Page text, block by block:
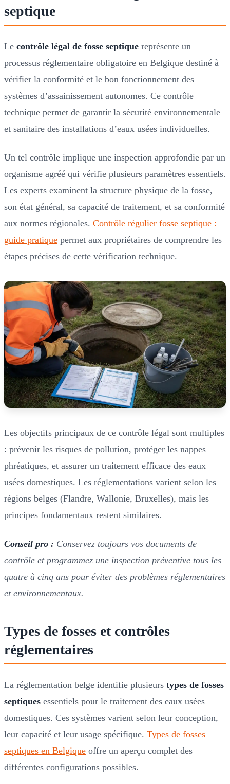
septique
Le contrôle légal de fosse septique représente un
processus réglementaire obligatoire en Belgique destiné à
vérifier la conformité et le bon fonctionnement des
systèmes d’assainissement autonomes. Ce contrôle
technique permet de garantir la sécurité environnementale
et sanitaire des installations d’eaux usées individuelles.
Un tel contrôle implique une inspection approfondie par un
organisme agréé qui vérifie plusieurs paramètres essentiels.
Les experts examinent la structure physique de la fosse,
son état général, sa capacité de traitement, et sa conformité
aux normes régionales. Contrôle régulier fosse septique :
guide pratique permet aux propriétaires de comprendre les
étapes précises de cette vérification technique.
Les objectifs principaux de ce contrôle légal sont multiples
: prévenir les risques de pollution, protéger les nappes
phréatiques, et assurer un traitement efficace des eaux
usées domestiques. Les réglementations varient selon les
régions belges (Flandre, Wallonie, Bruxelles), mais les
principes fondamentaux restent similaires.
Conseil pro : Conservez toujours vos documents de
contrôle et programmez une inspection préventive tous les
quatre à cinq ans pour éviter des problèmes réglementaires
et environnementaux.
Types de fosses et contrôles
réglementaires
La réglementation belge identifie plusieurs types de fosses
septiques essentiels pour le traitement des eaux usées
domestiques. Ces systèmes varient selon leur conception,
leur capacité et leur usage spécifique. Types de fosses
septiques en Belgique offre un aperçu complet des
différentes configurations possibles.